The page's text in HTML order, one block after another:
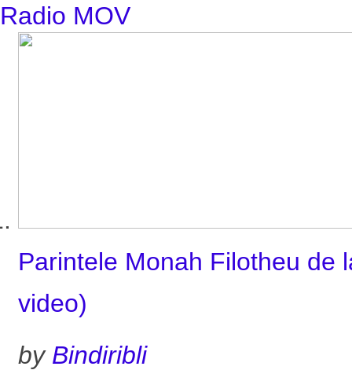
Radio MOV
Parintele Monah Filotheu de
video)
by Bindiribli